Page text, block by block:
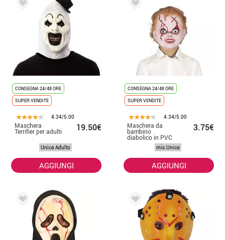
CONSEGNA 24/48 ORE
SUPER VENDITE
4.34/5.00
Maschera
Terrifier per adulti 19.50€
Unica Adulto
AGGIUNGI
CONSEGNA 24/48 ORE
SUPER VENDITE
4.34/5.00
Maschera da
bambino
diabolico in PVC
per bambini
3.75€
mis.Unica
AGGIUNGI